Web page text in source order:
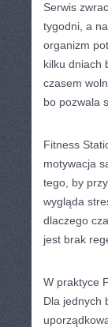
Serwis
tygodni, a
organizm
kilku dniach
czasem
bo pozwala
Fitness
motywacja
tego, by
wygląda
dlaczego
jest brak
W praktyce
Dla jednych